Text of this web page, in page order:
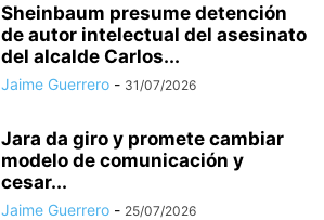
Sheinbaum presume detención
de autor intelectual del asesinato
del alcalde Carlos...
Jaime Guerrero - 31/07/2026
Jara da giro y promete cambiar
modelo de comunicación y
cesar...
Jaime Guerrero - 25/07/2026